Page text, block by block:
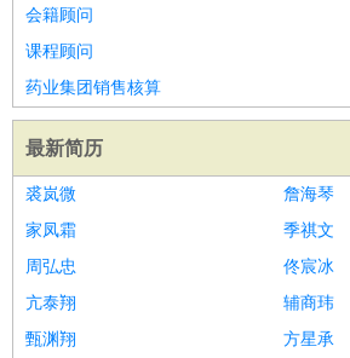
会籍顾问
课程顾问
药业集团销售核算
最新简历
裘岚微
詹海琴
家凤霜
季祺文
周弘忠
佟宸冰
亢泰翔
辅商玮
甄渊翔
方星承